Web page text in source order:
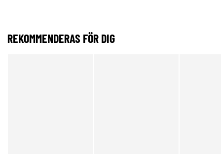
REKOMMENDERAS FÖR DIG